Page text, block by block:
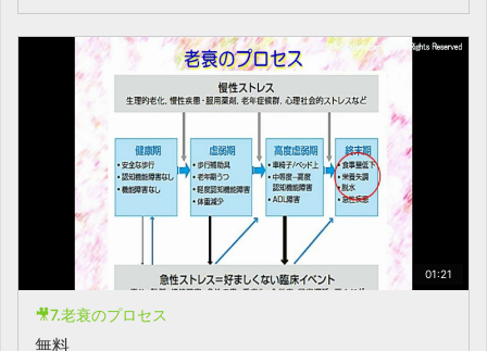
01:21
🎥7.老衰のプロセス
無料